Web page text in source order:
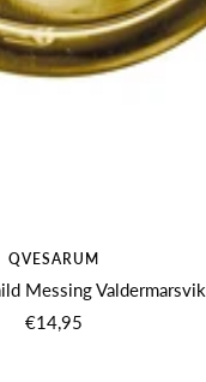
QVESARUM
Messing Valdermarsvik
Angebotspreis
€14,95